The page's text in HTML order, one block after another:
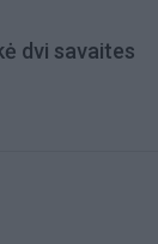
dvi savaites